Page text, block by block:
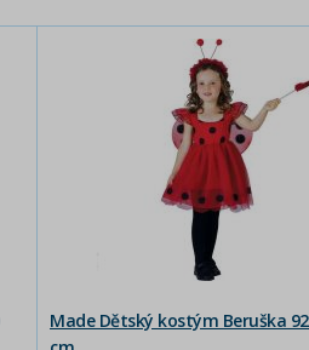
Made Dětský kostým Beruška